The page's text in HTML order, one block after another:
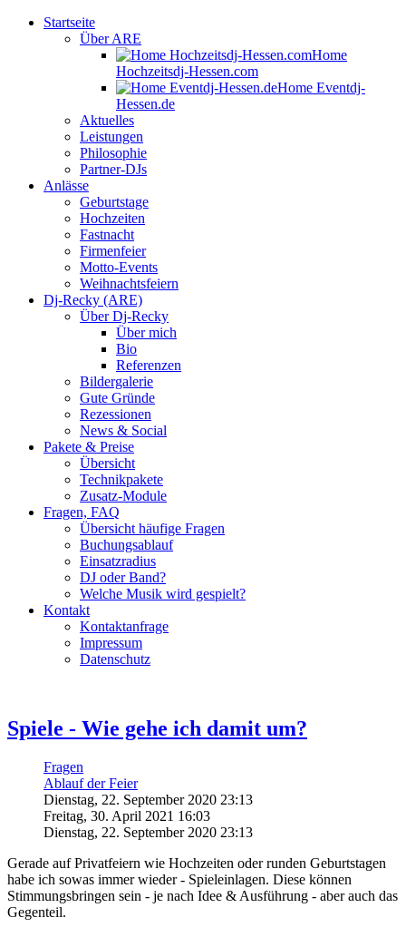
Startseite
Über ARE
Home
Hochzeitsdj-Hessen.com
Home Eventdj-
Hessen.de
Aktuelles
Leistungen
Philosophie
Partner-DJs
Anlässe
Geburtstage
Hochzeiten
Fastnacht
Firmenfeier
Motto-Events
Weihnachtsfeiern
Dj-Recky (ARE)
Über Dj-Recky
Über mich
Bio
Referenzen
Bildergalerie
Gute Gründe
Rezessionen
News & Social
Pakete & Preise
Übersicht
Technikpakete
Zusatz-Module
Fragen, FAQ
Übersicht häufige Fragen
Buchungsablauf
Einsatzradius
DJ oder Band?
Welche Musik wird gespielt?
Kontakt
Kontaktanfrage
Impressum
Datenschutz
Spiele - Wie gehe ich damit um?
Fragen
Ablauf der Feier
Dienstag, 22. September 2020 23:13
Freitag, 30. April 2021 16:03
Dienstag, 22. September 2020 23:13
Gerade auf Privatfeiern wie Hochzeiten oder runden Geburtstagen
habe ich sowas immer wieder - Spieleinlagen. Diese können
Stimmungsbringen sein - je nach Idee & Ausführung - aber auch das
Gegenteil.